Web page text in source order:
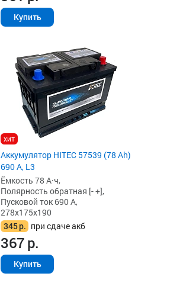
Купить
хит
Аккумулятор HITEC 57539 (78 Ah)
690 А, L3
Ёмкость 78 А·ч,
Полярность обратная [- +],
Пусковой ток 690 А,
278x175x190
345р. при сдаче акб
367р.
Купить